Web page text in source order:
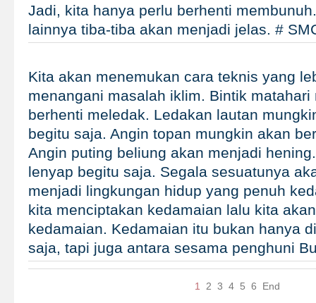
Jadi, kita hanya perlu berhenti
lainnya tiba-tiba akan menjadi jelas. #
Kita akan menemukan cara teknis yang
menangani masalah iklim. Bintik matahari
berhenti meledak. Ledakan lautan
begitu saja. Angin topan mungkin akan
Angin puting beliung akan menjadi
lenyap begitu saja. Segala sesuatunya
menjadi lingkungan hidup yang penuh
kita menciptakan kedamaian lalu kita
kedamaian. Kedamaian itu bukan hanya
saja, tapi juga antara sesama penghuni
1 2 3 4 5 6 End